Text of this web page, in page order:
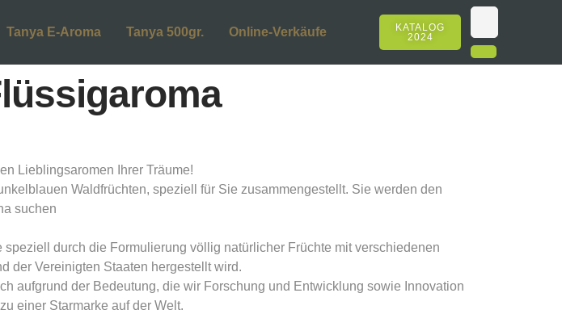
Tanya E-Aroma Tanya 500gr. Online-Verkäufe
KATALOG
2024
Lieblingsaromen Ihrer Träume!
Waldfrüchten, speziell für Sie zusammengestellt. Sie werden den
suchen
durch die Formulierung völlig natürlicher Früchte mit verschiedenen
der Vereinigten Staaten hergestellt wird.
aufgrund der Bedeutung, die wir Forschung und Entwicklung sowie Innovation
einer Starmarke auf der Welt.